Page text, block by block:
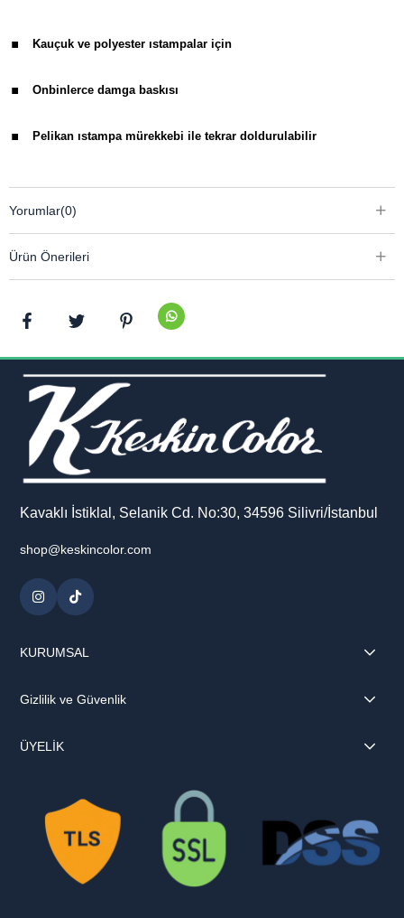
. Kauçuk ve polyester ıstampalar için
. Onbinlerce damga baskısı
. Pelikan ıstampa mürekkebi ile tekrar doldurulabilir
Yorumlar(0)
Ürün Önerileri
Kavaklı İstiklal, Selanik Cd. No:30, 34596 Silivri/İstanbul
shop@keskincolor.com
KURUMSAL
Gizlilik ve Güvenlik
ÜYELİK